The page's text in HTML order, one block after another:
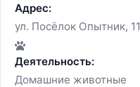
Адрес:
ул. Посёлок Опытник, 11
Деятельность:
Домашние животные